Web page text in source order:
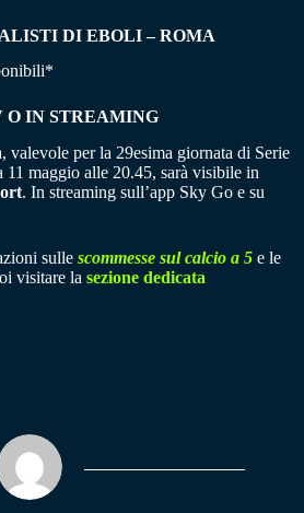
DI EBOLI – ROMA
IN STREAMING
valevole per la 29esima giornata di Serie
maggio alle 20.45, sarà visibile in
. In streaming sull’app Sky Go e su
sulle scommesse sul calcio a 5 e le
visitare la sezione dedicata